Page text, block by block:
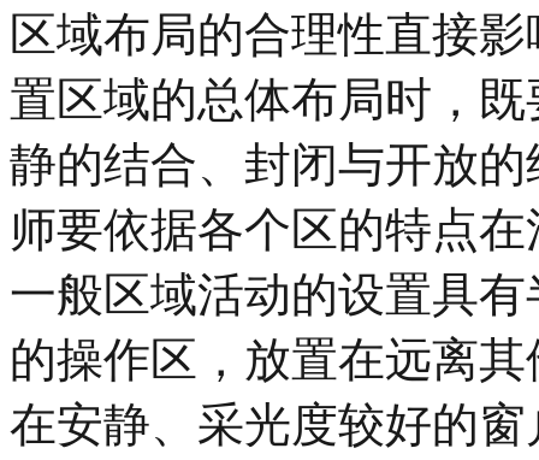
区域布局的合理性直接
置区域的总体布局时，
静的结合、封闭与开放
师要依据各个区的特点
一般区域活动的设置具
的操作区，放置在远离
在安静、采光度较好的